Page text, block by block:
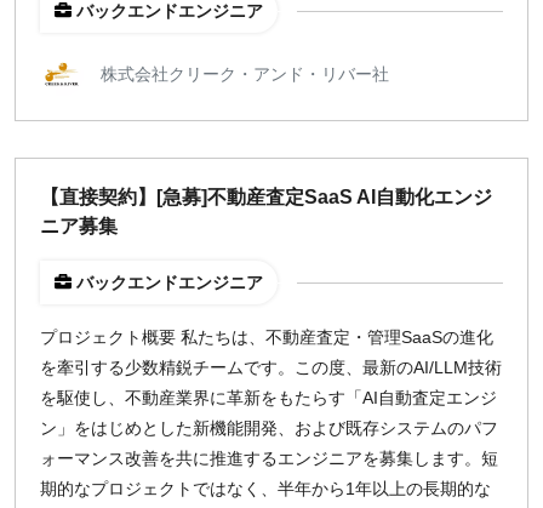
副業OK
スタートアップ
週5日
週3日
週1日
地域
東京
大阪
バックエンドエンジニア
株式会社クリーク・アンド・リバー社
【直接契約】[急募]不動産査定SaaS AI自動化エンジ
ニア募集
バックエンドエンジニア
プロジェクト概要 私たちは、不動産査定・管理SaaSの進化
を牽引する少数精鋭チームです。この度、最新のAI/LLM技術
を駆使し、不動産業界に革新をもたらす「AI自動査定エンジ
ン」をはじめとした新機能開発、および既存システムのパフ
ォーマンス改善を共に推進するエンジニアを募集します。短
期的なプロジェクトではなく、半年から1年以上の長期的な